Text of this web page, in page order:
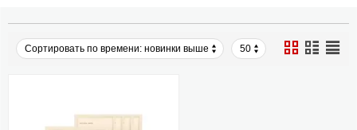
Сортировать по времени: новинки выше 50